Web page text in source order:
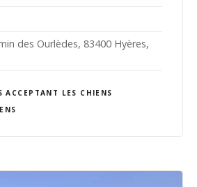
des Ourlèdes, 83400 Hyères,
ACCEPTANT LES CHIENS